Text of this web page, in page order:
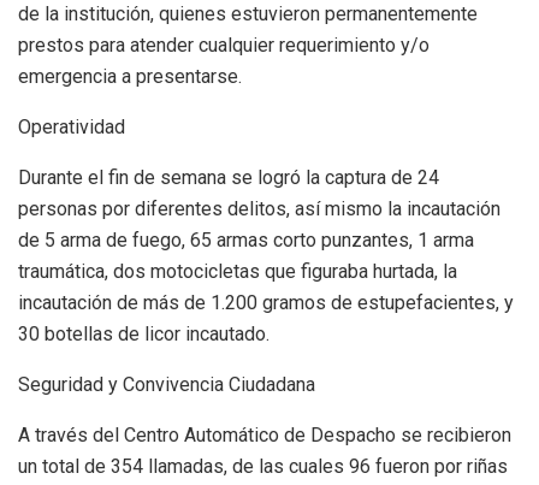
de la institución, quienes estuvieron permanentemente
prestos para atender cualquier requerimiento y/o
emergencia a presentarse.
Operatividad
Durante el fin de semana se logró la captura de 24
personas por diferentes delitos, así mismo la incautación
de 5 arma de fuego, 65 armas corto punzantes, 1 arma
traumática, dos motocicletas que figuraba hurtada, la
incautación de más de 1.200 gramos de estupefacientes, y
30 botellas de licor incautado.
Seguridad y Convivencia Ciudadana
A través del Centro Automático de Despacho se recibieron
un total de 354 llamadas, de las cuales 96 fueron por riñas